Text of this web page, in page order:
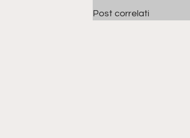
Post correlati